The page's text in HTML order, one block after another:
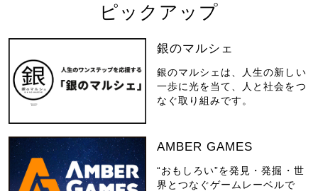
ピックアップ
銀のマルシェ
銀のマルシェは、人生の新しい
一歩に光を当て、人と社会をつ
なぐ取り組みです。
AMBER GAMES
“おもしろい”を発見・発掘・世
界とつなぐゲームレーベルで